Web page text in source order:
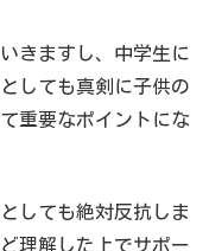
きますし、中学生に
しても真剣に子供の
重要なポイントにな
しても絶対反抗しま
理解した上でサポー